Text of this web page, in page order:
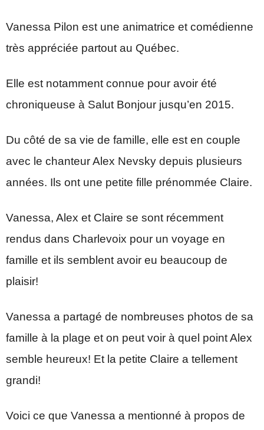
Vanessa Pilon est une animatrice et comédienne
très appréciée partout au Québec.
Elle est notamment connue pour avoir été
chroniqueuse à Salut Bonjour jusqu’en 2015.
Du côté de sa vie de famille, elle est en couple
avec le chanteur Alex Nevsky depuis plusieurs
années. Ils ont une petite fille prénommée Claire.
Vanessa, Alex et Claire se sont récemment
rendus dans Charlevoix pour un voyage en
famille et ils semblent avoir eu beaucoup de
plaisir!
Vanessa a partagé de nombreuses photos de sa
famille à la plage et on peut voir à quel point Alex
semble heureux! Et la petite Claire a tellement
grandi!
Voici ce que Vanessa a mentionné à propos de